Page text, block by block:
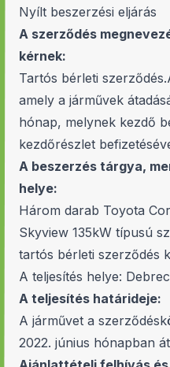
Nyílt beszerzési eljárás
A szerződés
kérnek:
Tartós bérleti
amely a járművek
hónap, melynek kezdő
kezdőrészlet
A beszerzés tárgya,
helye:
Három darab Toyota
Skyview 135kW típusú
tartós bérleti szerződés
A teljesítés helye:
A teljesítés határideje:
A járművet a
2022. június hónapban